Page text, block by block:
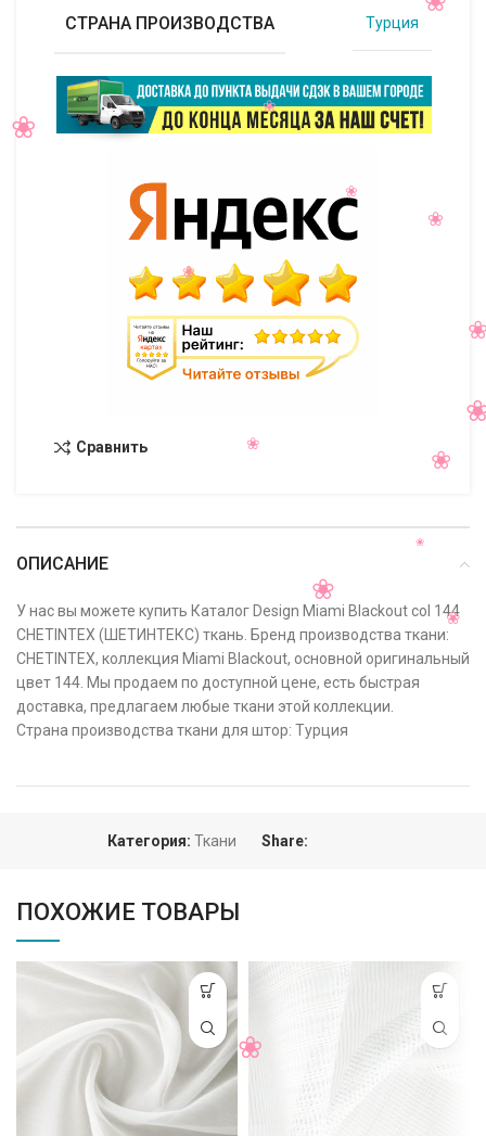
СТРАНА ПРОИЗВОДСТВА Турция
Сравнить
ОПИСАНИЕ
У нас вы можете купить Каталог Design Miami Blackout col 144
CHETINTEX (ШЕТИНТЕКС) ткань. Бренд производства ткани:
CHETINTEX, коллекция Miami Blackout, основной оригинальный
цвет 144. Мы продаем по доступной цене, есть быстрая
доставка, предлагаем любые ткани этой коллекции.
Страна производства ткани для штор: Турция
Категория: Ткани Share:
ПОХОЖИЕ ТОВАРЫ